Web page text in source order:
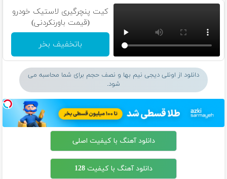
کیت پنچرگیری لاستیک خودرو
(قیمت باورنکردنی)
باتخفیف بخر
دانلود از اونلی دیجی نیم بها و نصف حجم برای شما محاسبه می
شود.
دانلود آهنگ با کیفیت اصلی
دانلود آهنگ با کیفیت 128